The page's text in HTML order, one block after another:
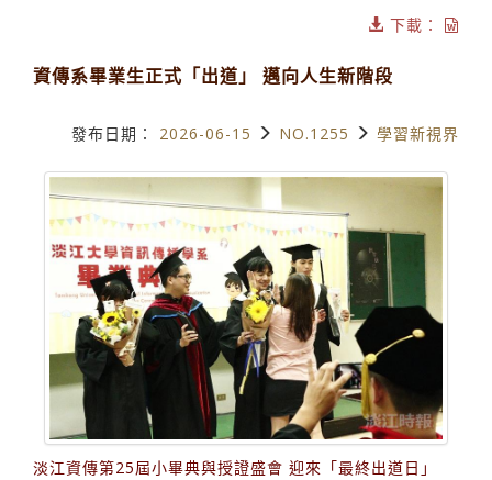
下載：
資傳系畢業生正式「出道」 邁向人生新階段
發布日期： 2026-06-15 NO.1255 學習新視界
淡江資傳第25屆小畢典與授證盛會 迎來「最終出道日」